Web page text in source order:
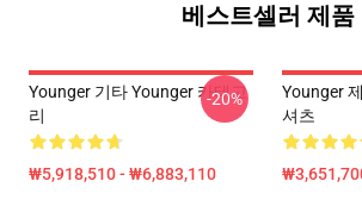
베스트셀러 제품
Younger 기타 Younger 카테고
리
₩5,918,510 - ₩6,883,110
-20%
Younger
셔츠